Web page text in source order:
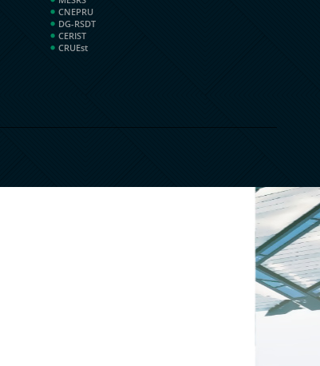
CNEPRU
DG-RSDT
CERIST
CRUEst